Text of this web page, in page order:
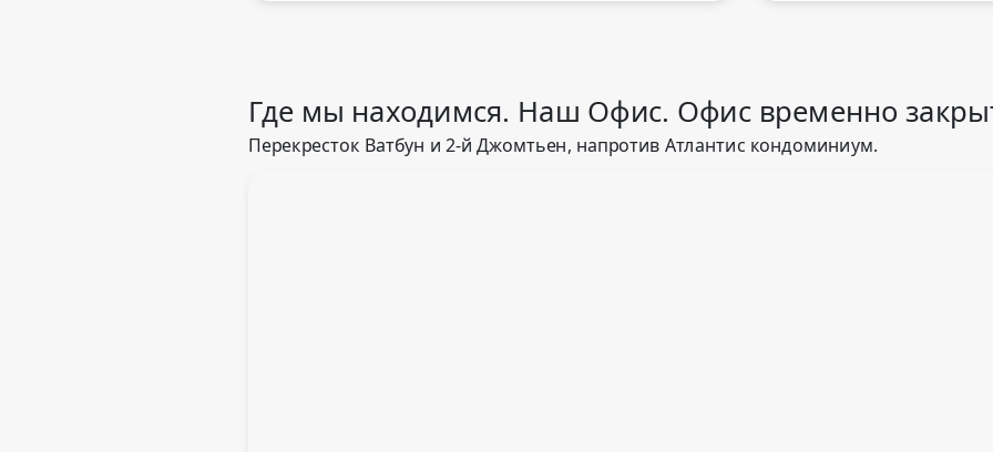
Где мы находимся. Наш Офис. Офис временно
Перекресток Ватбун и 2-й Джомтьен, напротив Атлантис кондоминиум.